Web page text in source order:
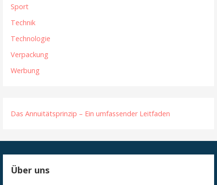
Sport
Technik
Technologie
Verpackung
Werbung
Das Annuitätsprinzip – Ein umfassender Leitfaden
Über uns